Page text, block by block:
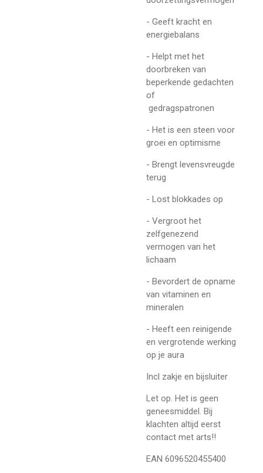
- Geeft kracht en
energiebalans
- Helpt met het
doorbreken van
beperkende gedachten
of
gedragspatronen
- Het is een steen voor
groei en optimisme
- Brengt levensvreugde
terug
- Lost blokkades op
- Vergroot het
zelfgenezend
vermogen van het
lichaam
- Bevordert de opname
van vitaminen en
mineralen
- Heeft een reinigende
en vergrotende werking
op je aura
Incl zakje en bijsluiter
Let op. Het is geen
geneesmiddel. Bij
klachten altijd eerst
contact met arts!!
EAN 6096520455400